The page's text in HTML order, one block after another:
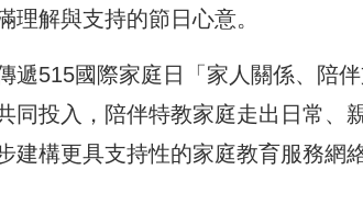
理解與支持的節日心意。
遞515國際家庭日「家人關係、陪
同投入，陪伴特教家庭走出日常、
建構更具支持性的家庭教育服務網